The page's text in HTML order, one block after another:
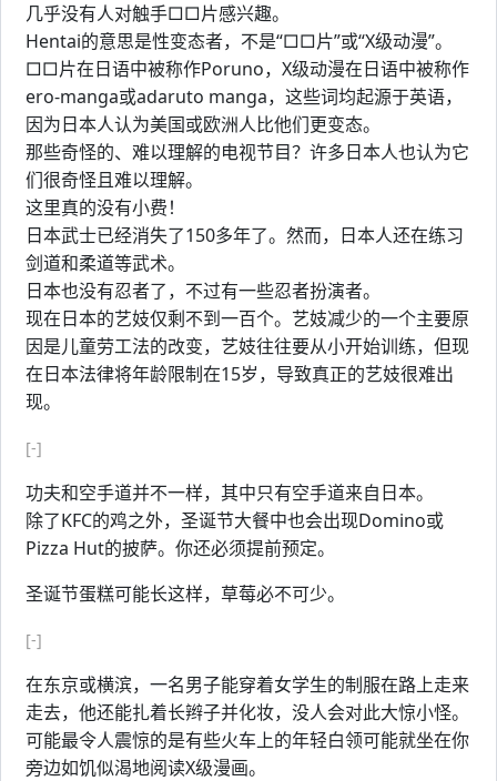
几乎没有人对触手□□片感兴趣。
Hentai的意思是性变态者，不是“□□片”或“X级动漫”。
□□片在日语中被称作Poruno，X级动漫在日语中被称作
ero-manga或adaruto manga，这些词均起源于英语，
因为日本人认为美国或欧洲人比他们更变态。
那些奇怪的、难以理解的电视节目？许多日本人也认为它
们很奇怪且难以理解。
这里真的没有小费！
日本武士已经消失了150多年了。然而，日本人还在练习
剑道和柔道等武术。
日本也没有忍者了，不过有一些忍者扮演者。
现在日本的艺妓仅剩不到一百个。艺妓减少的一个主要原
因是儿童劳工法的改变，艺妓往往要从小开始训练，但现
在日本法律将年龄限制在15岁，导致真正的艺妓很难出
现。
[-]
功夫和空手道并不一样，其中只有空手道来自日本。
除了KFC的鸡之外，圣诞节大餐中也会出现Domino或
Pizza Hut的披萨。你还必须提前预定。
圣诞节蛋糕可能长这样，草莓必不可少。
[-]
在东京或横滨，一名男子能穿着女学生的制服在路上走来
走去，他还能扎着长辫子并化妆，没人会对此大惊小怪。
可能最令人震惊的是有些火车上的年轻白领可能就坐在你
旁边如饥似渴地阅读X级漫画。